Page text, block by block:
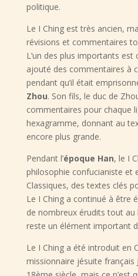
politique.
Le I Ching est très ancien,
révisions et commentaires
L’un des plus importants est
ajouté des commentaires à
pendant qu’il était
Zhou. Son fils, le duc de
commentaires pour chaque
hexagramme, donnant au
encore plus grande.
Pendant l’époque Han, le I
philosophie confucianiste et
Classiques, des textes clés
Le I Ching a continué à être
de nombreux érudits tout au
reste un élément important
Le I Ching a été introduit en
missionnaire jésuite français